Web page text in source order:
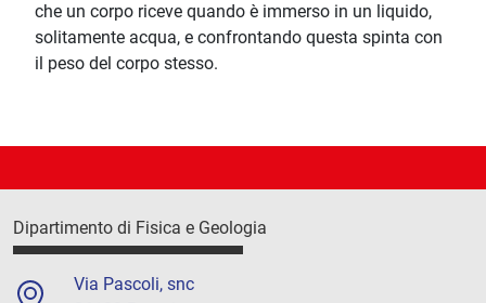
che un corpo riceve quando è immerso in un liquido,
solitamente acqua, e confrontando questa spinta con
il peso del corpo stesso.
Dipartimento di Fisica e Geologia
Via Pascoli, snc